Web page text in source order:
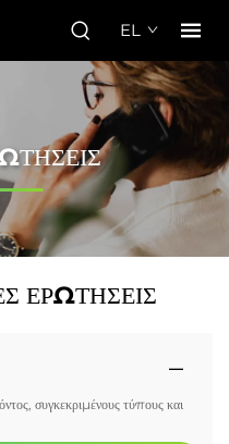
EL
ΕΡΩΤΉΣΕΙΣ
συγκεκριμένους τύπους και